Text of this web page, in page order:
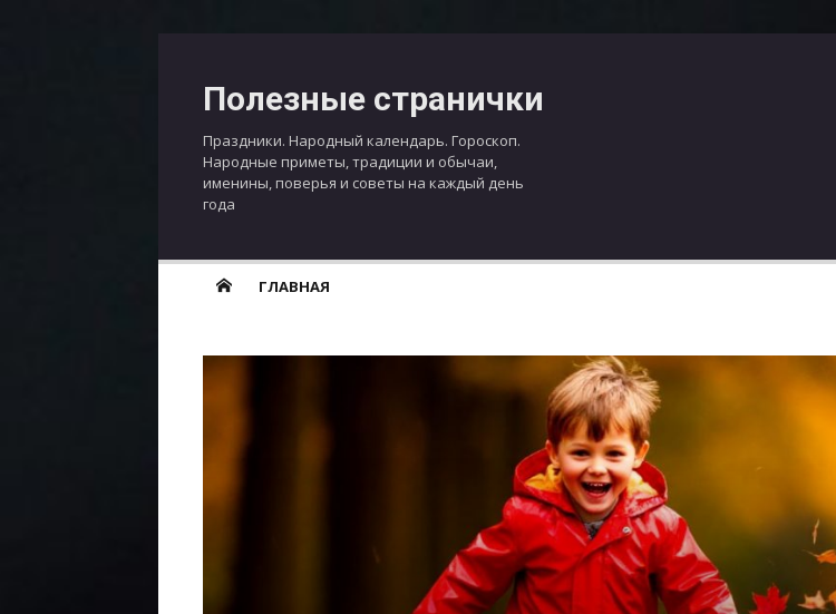
Полезные странички
Праздники. Народный календарь. Гороскоп.
Народные приметы, традиции и обычаи,
именины, поверья и советы на каждый день
года
ГЛАВНАЯ